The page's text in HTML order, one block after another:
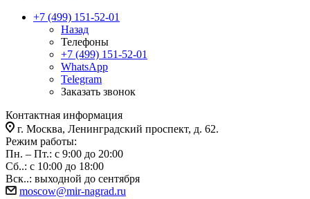
+7 (499) 151-52-01
Назад
Телефоны
+7 (499) 151-52-01
WhatsApp
Telegram
Заказать звонок
Контактная информация
г. Москва, Ленинградский проспект, д. 62.
Режим работы:
Пн. – Пт.: с 9:00 до 20:00
Сб..: с 10:00 до 18:00
Вск..: выходной до сентября
moscow@mir-nagrad.ru